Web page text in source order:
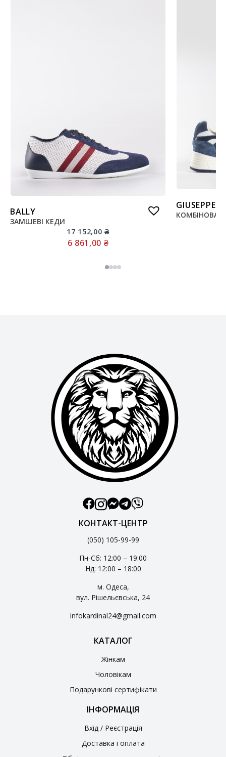
BALLY
ЗАМШЕВІ КЕДИ
17 152,00₴
6 861,00 ₴
GIUSEPPE
КОНТАКТ-ЦЕНТР
(050) 105-99-99
Пн-Сб: 12:00 – 19:00
Нд: 12:00 – 18:00
м. Одеса,
вул. Рішельєвська, 24
infokardinal24@gmail.com
КАТАЛОГ
Жінкам
Чоловікам
Подарункові сертифікати
ІНФОРМАЦІЯ
Вхід / Реєстрація
Доставка і оплата